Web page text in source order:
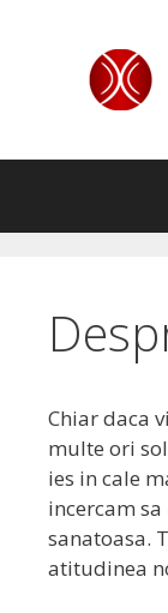
Chiar daca
multe ori
ies in cale
incercam
sanatoasa.
atitudinea